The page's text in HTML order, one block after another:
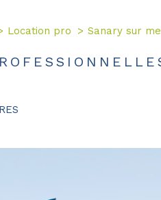
Location pro Sanary sur